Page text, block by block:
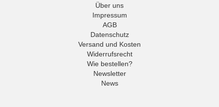
Über uns
Impressum
AGB
Datenschutz
Versand und Kosten
Widerrufsrecht
Wie bestellen?
Newsletter
News